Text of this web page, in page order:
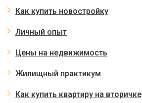
Как купить новостройку
Личный опыт
Цены на недвижимость
Жилищный практикум
Как купить квартиру на вторичке